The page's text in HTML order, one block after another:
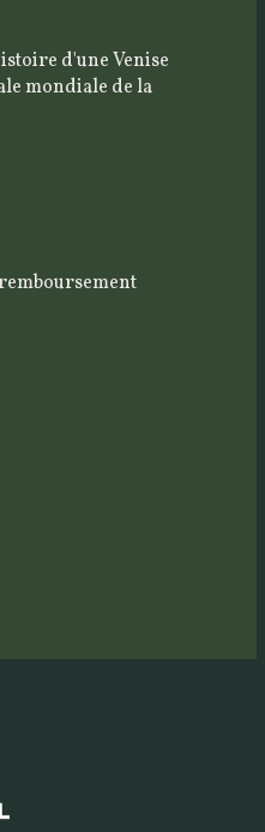
d'une Venise
mondiale de la